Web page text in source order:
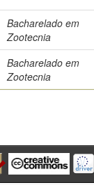
Bacharelado em
Zootecnia
Bacharelado em
Zootecnia